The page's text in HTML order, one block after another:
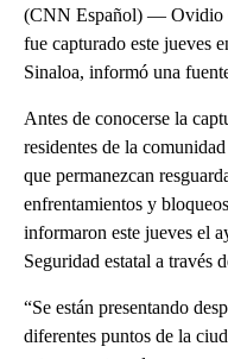
(CNN Español) — Ovidio
fue capturado este jueves
Sinaloa, informó una
Antes de conocerse la
residentes de la
que permanezcan
enfrentamientos y
informaron este jueves el
Seguridad estatal a través
“Se están presentando
diferentes puntos de la